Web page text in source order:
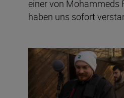
einer von Mohammeds
haben uns sofort